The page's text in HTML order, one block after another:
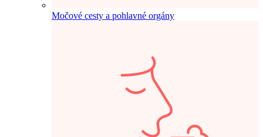
Močové cesty a pohlavné orgány